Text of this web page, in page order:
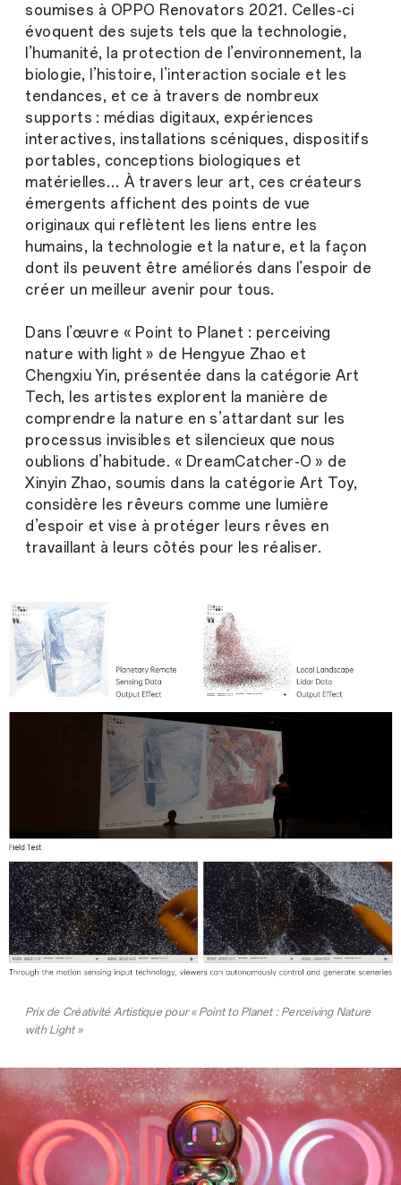
soumises à OPPO Renovators 2021. Celles-ci
évoquent des sujets tels que la technologie,
l’humanité, la protection de l’environnement, la
biologie, l’histoire, l’interaction sociale et les
tendances, et ce à travers de nombreux
supports : médias digitaux, expériences
interactives, installations scéniques, dispositifs
portables, conceptions biologiques et
matérielles… À travers leur art, ces créateurs
émergents affichent des points de vue
originaux qui reflètent les liens entre les
humains, la technologie et la nature, et la façon
dont ils peuvent être améliorés dans l’espoir de
créer un meilleur avenir pour tous.
Dans l’œuvre « Point to Planet : perceiving
nature with light » de Hengyue Zhao et
Chengxiu Yin, présentée dans la catégorie Art
Tech, les artistes explorent la manière de
comprendre la nature en s’attardant sur les
processus invisibles et silencieux que nous
oublions d’habitude. « DreamCatcher-O » de
Xinyin Zhao, soumis dans la catégorie Art Toy,
considère les rêveurs comme une lumière
d’espoir et vise à protéger leurs rêves en
travaillant à leurs côtés pour les réaliser.
Prix de Créativité Artistique pour « Point to Planet : Perceiving Nature
with Light »